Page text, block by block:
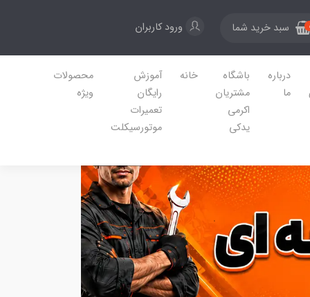
سبد خرید شما ورود کاربران
درباره
ما
باشگاه
مشتریان
اکرمی
یدکی
خانه
آموزش
رایگان
تعمیرات
موتورسیکلت
محصولات
ویژه